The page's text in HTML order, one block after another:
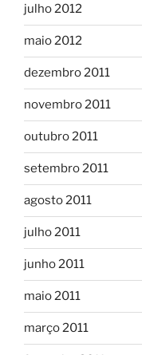
julho 2012
maio 2012
dezembro 2011
novembro 2011
outubro 2011
setembro 2011
agosto 2011
julho 2011
junho 2011
maio 2011
março 2011